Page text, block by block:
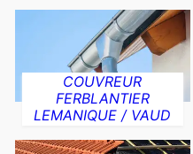
COUVREUR
FERBLANTIER
LEMANIQUE / VAUD